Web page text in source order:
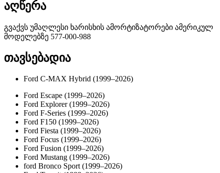
აღწერა
გვაქვს უმაღლესი ხარისხის ამორტიზატორები ამერიკულ
მოდელებზე 577-000-988
თავსებადია
Ford C-MAX Hybrid (1999–2026)
Ford Escape (1999–2026)
Ford Explorer (1999–2026)
Ford F-Series (1999–2026)
Ford F150 (1999–2026)
Ford Fiesta (1999–2026)
Ford Focus (1999–2026)
Ford Fusion (1999–2026)
Ford Mustang (1999–2026)
ford Bronco Sport (1999–2026)